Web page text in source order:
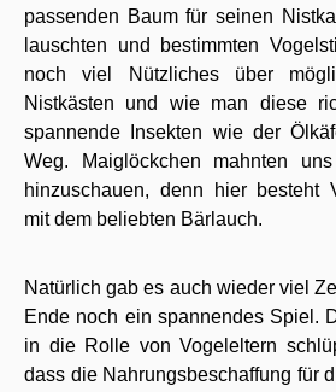
passenden Baum für seinen
lauschten und bestimmten
noch viel Nützliches über
Nistkästen und wie man diese
spannende Insekten wie der
Weg. Maiglöckchen mahnten
hinzuschauen, denn hier besteht
mit dem beliebten Bärlauch.
Natürlich gab es auch wieder viel
Ende noch ein spannendes Spiel.
in die Rolle von Vogeleltern
dass die Nahrungsbeschaffung für